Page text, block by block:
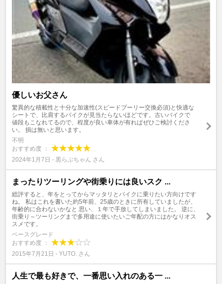
優しいお父さん
驚異的な積載性と十分な加速性(スピードプーリー交換必須)と快適な
シートで、比肩するバイクが見当たらないほどです。古いバイクで
値段もこなれてるので、程度が良い車体が有ればぜひご検討くださ
い。 損は無いと思います。
不明
おすすめ度 ：
2024年1月7日 - 黒らぶちゃん さん
まったりツーリングや街乗りには良いスク ...
総評すると、年をとってからマッタリとバイクに乗りたい方向けです
ね。 私はこれを書いた約5年前、25歳のときに所有していましたが、
年齢的に合わないかなと 思い、１年で手放してしまいました。 逆に、
街乗り～ツーリングまで多用途に使いたいご年配の方にはかなりオス
スメです。
ベースグレード
おすすめ度 ：
2015年7月21日 - YUTO. さん
人生で最も好きで、一番思い入れのある一 ...